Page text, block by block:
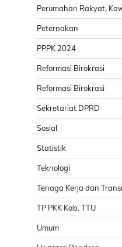
Perumahan Rakyat,
Peternakan
PPPK 2024
Reformasi Birokrasi
Reformasi Birokrasi
Sekretariat DPRD
Sosial
Statistik
Teknologi
Tenaga Kerja dan
TP PKK Kab. TTU
Umum